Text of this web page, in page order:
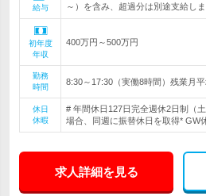
給与
～）を含み、超過分は別途支給し
初年度
年収
400万円～500万円
勤務
時間
8:30～17:30（実働8時間）残業月
休日
休暇
# 年間休日127日完全週休2日制（
場合、同週に振替休日を取得* GW
求人詳細を見る